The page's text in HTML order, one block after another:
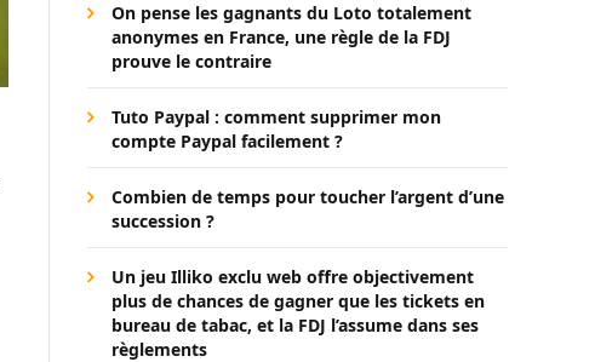
On pense les gagnants du Loto totalement
anonymes en France, une règle de la FDJ
prouve le contraire
Tuto Paypal : comment supprimer mon
compte Paypal facilement ?
Combien de temps pour toucher l’argent d’une
succession ?
Un jeu Illiko exclu web offre objectivement
plus de chances de gagner que les tickets en
bureau de tabac, et la FDJ l’assume dans ses
règlements